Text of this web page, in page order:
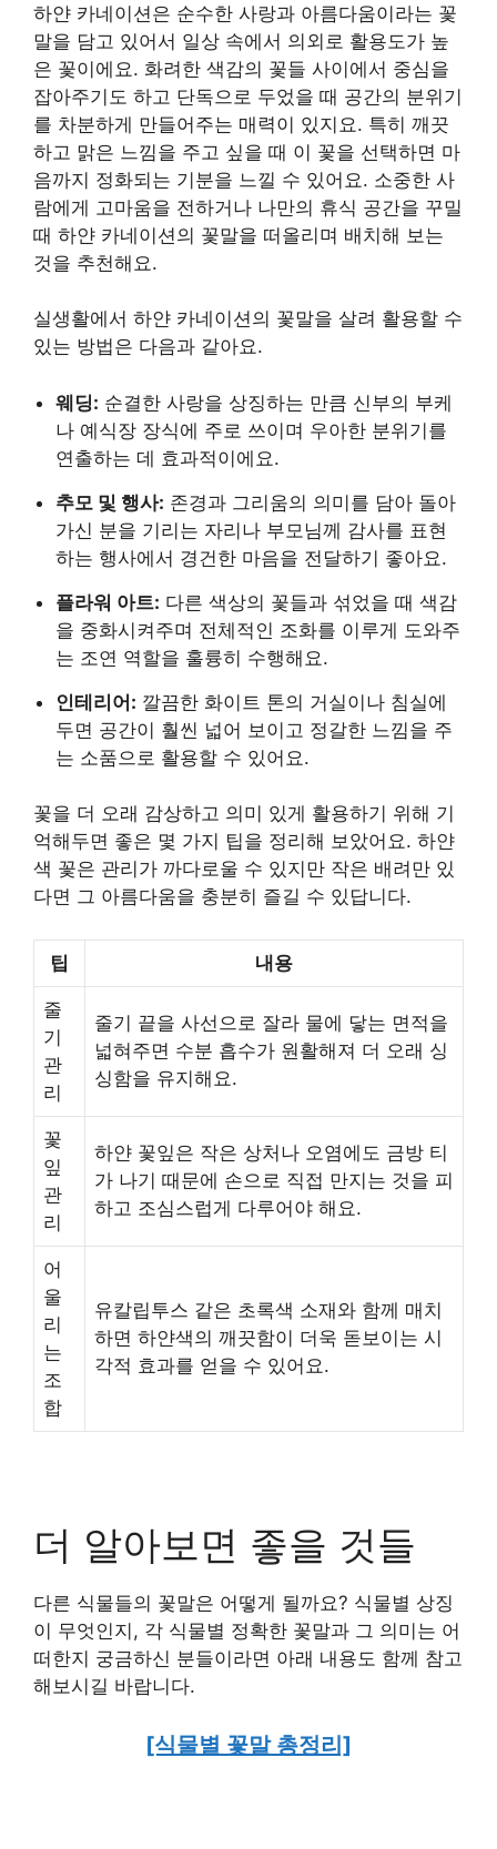
하얀 카네이션은 순수한 사랑과 아름다움이라는 꽃
말을 담고 있어서 일상 속에서 의외로 활용도가 높
은 꽃이에요. 화려한 색감의 꽃들 사이에서 중심을
잡아주기도 하고 단독으로 두었을 때 공간의 분위기
를 차분하게 만들어주는 매력이 있지요. 특히 깨끗
하고 맑은 느낌을 주고 싶을 때 이 꽃을 선택하면 마
음까지 정화되는 기분을 느낄 수 있어요. 소중한 사
람에게 고마움을 전하거나 나만의 휴식 공간을 꾸밀
때 하얀 카네이션의 꽃말을 떠올리며 배치해 보는
것을 추천해요.
실생활에서 하얀 카네이션의 꽃말을 살려 활용할 수
있는 방법은 다음과 같아요.
웨딩: 순결한 사랑을 상징하는 만큼 신부의 부케
나 예식장 장식에 주로 쓰이며 우아한 분위기를
연출하는 데 효과적이에요.
추모 및 행사: 존경과 그리움의 의미를 담아 돌아
가신 분을 기리는 자리나 부모님께 감사를 표현
하는 행사에서 경건한 마음을 전달하기 좋아요.
플라워 아트: 다른 색상의 꽃들과 섞었을 때 색감
을 중화시켜주며 전체적인 조화를 이루게 도와주
는 조연 역할을 훌륭히 수행해요.
인테리어: 깔끔한 화이트 톤의 거실이나 침실에
두면 공간이 훨씬 넓어 보이고 정갈한 느낌을 주
는 소품으로 활용할 수 있어요.
꽃을 더 오래 감상하고 의미 있게 활용하기 위해 기
억해두면 좋은 몇 가지 팁을 정리해 보았어요. 하얀
색 꽃은 관리가 까다로울 수 있지만 작은 배려만 있
다면 그 아름다움을 충분히 즐길 수 있답니다.
팁 내용
줄
기
관
리
줄기 끝을 사선으로 잘라 물에 닿는 면적을
넓혀주면 수분 흡수가 원활해져 더 오래 싱
싱함을 유지해요.
꽃
잎
관
리
하얀 꽃잎은 작은 상처나 오염에도 금방 티
가 나기 때문에 손으로 직접 만지는 것을 피
하고 조심스럽게 다루어야 해요.
어
울
리
는
조
합
유칼립투스 같은 초록색 소재와 함께 매치
하면 하얀색의 깨끗함이 더욱 돋보이는 시
각적 효과를 얻을 수 있어요.
더 알아보면 좋을 것들
다른 식물들의 꽃말은 어떻게 될까요? 식물별 상징
이 무엇인지, 각 식물별 정확한 꽃말과 그 의미는 어
떠한지 궁금하신 분들이라면 아래 내용도 함께 참고
해보시길 바랍니다.
[식물별 꽃말 총정리]